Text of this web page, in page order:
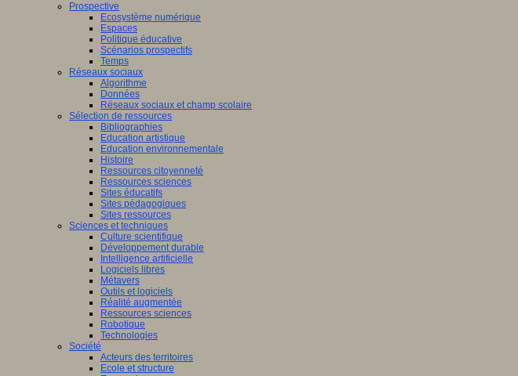
Prospective
Ecosystème numérique
Espaces
Politique éducative
Scénarios prospectifs
Temps
Réseaux sociaux
Algorithme
Données
Réseaux sociaux et champ scolaire
Sélection de ressources
Bibliographies
Education artistique
Education environnementale
Histoire
Ressources citoyenneté
Ressources sciences
Sites éducatifs
Sites pédagogiques
Sites ressources
Sciences et techniques
Culture scientifique
Développement durable
Intelligence artificielle
Logiciels libres
Métavers
Outils et logiciels
Réalité augmentée
Ressources sciences
Robotique
Technologies
Société
Acteurs des territoires
Ecole et structure